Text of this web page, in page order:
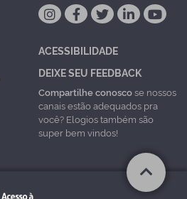
ACESSIBILIDADE
DEIXE SEU FEEDBACK
Compartilhe conoscose nossos
canais estão adequados pra
você? Elogios também são
super bem vindos!